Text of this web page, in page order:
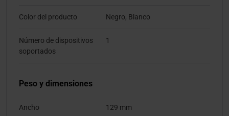
Color del producto Negro, Blanco
Número de dispositivos
soportados
1
Peso y dimensiones
Ancho 129 mm